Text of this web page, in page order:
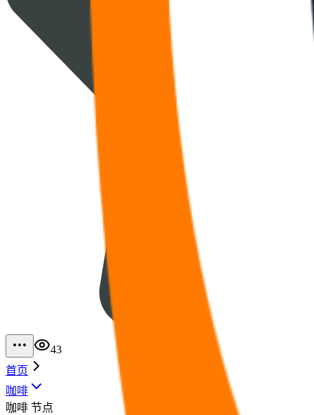
43
首页
咖啡
咖啡 节点